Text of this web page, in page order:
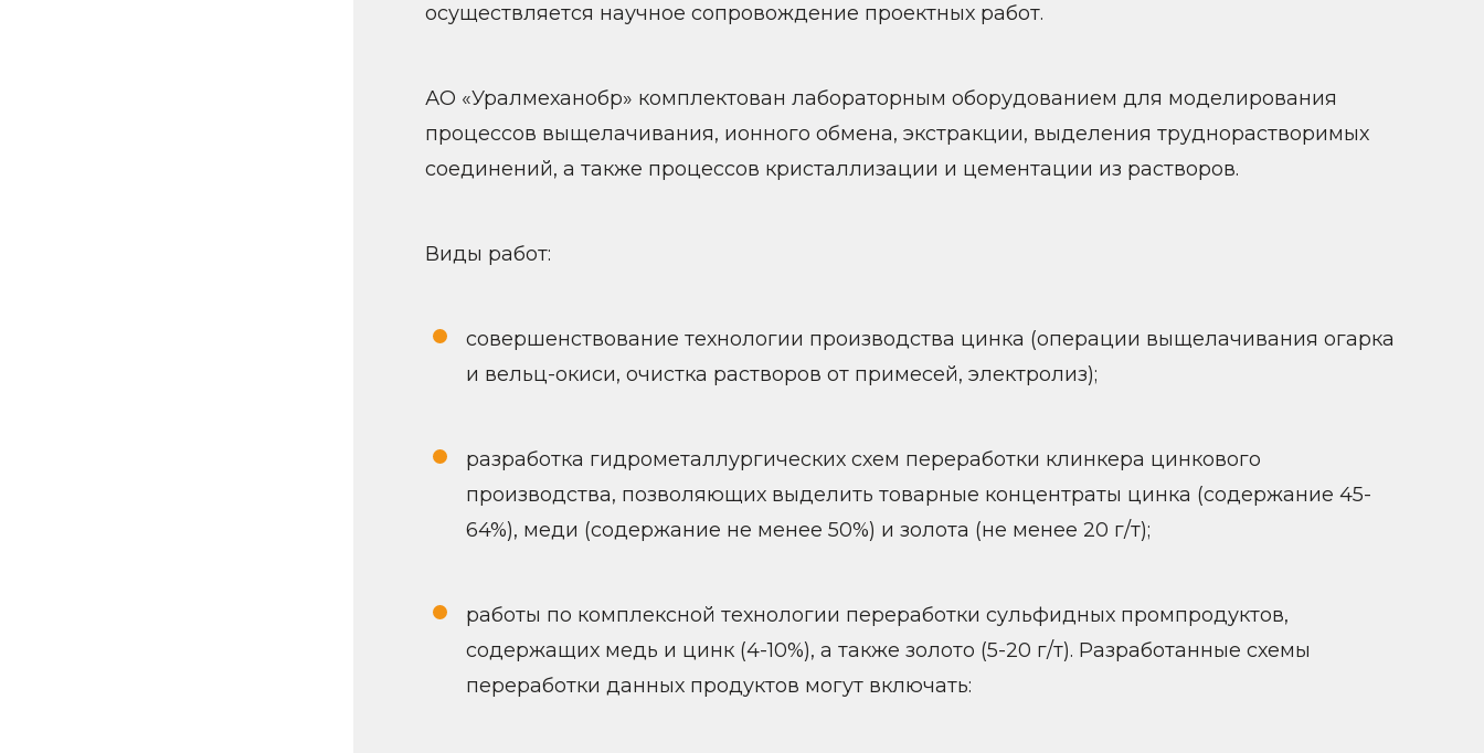
осуществляется научное сопровождение проектных работ.
АО «Уралмеханобр» комплектован лабораторным оборудованием для моделирования
процессов выщелачивания, ионного обмена, экстракции, выделения труднорастворимых
соединений, а также процессов кристаллизации и цементации из растворов.
Виды работ:
совершенствование технологии производства цинка (операции выщелачивания огарка
и вельц-окиси, очистка растворов от примесей, электролиз);
разработка гидрометаллургических схем переработки клинкера цинкового
производства, позволяющих выделить товарные концентраты цинка (содержание 45-
64%), меди (содержание не менее 50%) и золота (не менее 20 г/т);
работы по комплексной технологии переработки сульфидных промпродуктов,
содержащих медь и цинк (4-10%), а также золото (5-20 г/т). Разработанные схемы
переработки данных продуктов могут включать: